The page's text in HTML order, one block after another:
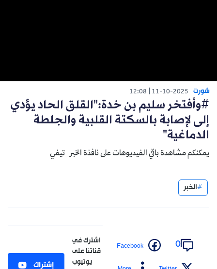
شورت 11-10-2025
12:08
#وأفتخر سليم بن خدة:"القلق الحاد يؤدي
إلى لإصابة بالسكتة القلبية والجلطة
الدماغية"
يمكنكم مشاهدة باقي الفيديوهات على نافذة الخبر_تيفي
الخبر
0
Facebook
اشترك في
قناتنا على
يوتيوب
إشتراك